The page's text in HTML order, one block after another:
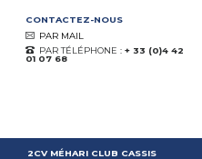
CONTACTEZ-NOUS
PAR MAIL
PAR TÉLÉPHONE : + 33 (0)4 42
01 07 68
2CV MÉHARI CLUB CASSIS